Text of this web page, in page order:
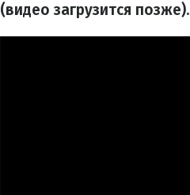
(видео загрузится позже).